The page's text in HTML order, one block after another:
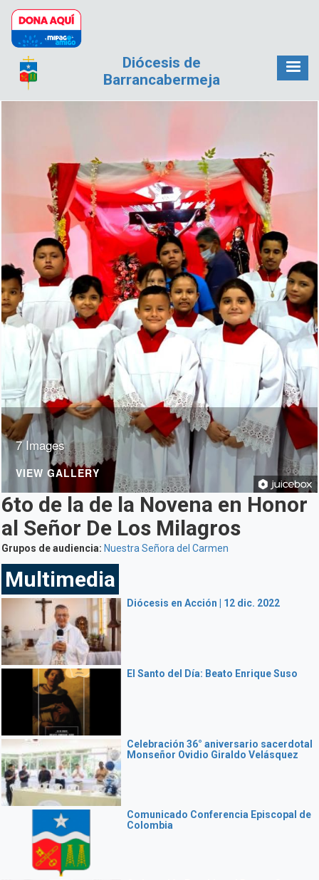
Pasar al contenido principal
Diócesis de
Barrancabermeja
7 Images
VIEW GALLERY
6to de la de la Novena en Honor
al Señor De Los Milagros
Grupos de audiencia: Nuestra Señora del Carmen
Multimedia
Diócesis en Acción | 12 dic. 2022
El Santo del Día: Beato Enrique Suso
Celebración 36° aniversario sacerdotal
Monseñor Ovidio Giraldo Velásquez
Comunicado Conferencia Episcopal de
Colombia